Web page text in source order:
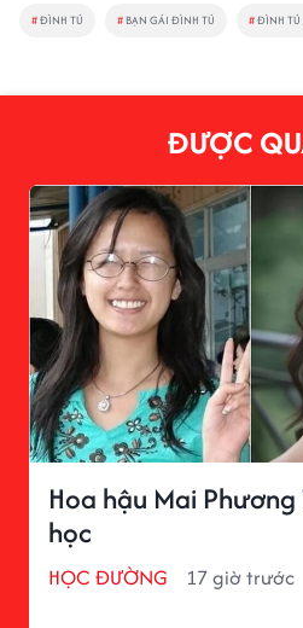
#ĐÌNH TÚ # BẠN GÁI ĐÌNH TÚ #ĐÌNH TÚ
ĐƯỢC
Hoa hậu Mai
học
HỌC ĐƯỜNG 17 giờ trước